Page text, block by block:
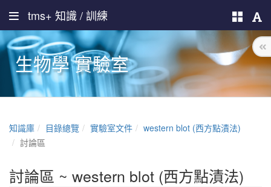
tms+ 知識 / 訓練
生物學 實驗室
知識庫 目錄總覽 實驗室文件
western blot (西方點漬法)
討論區
討論區 ~ western blot (西方點漬法)